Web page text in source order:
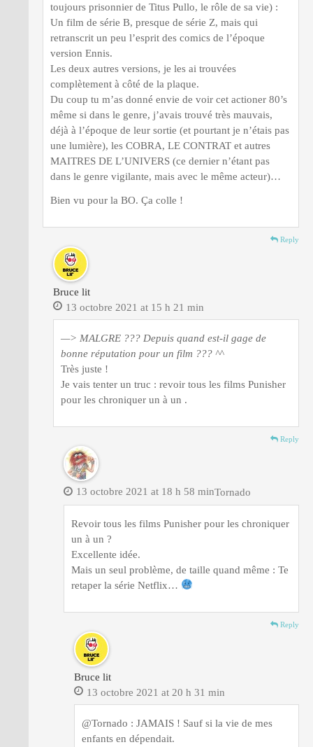
toujours prisonnier de Titus Pullo, le rôle de sa vie) :
Un film de série B, presque de série Z, mais qui
retranscrit un peu l’esprit des comics de l’époque
version Ennis.
Les deux autres versions, je les ai trouvées
complètement à côté de la plaque.
Du coup tu m’as donné envie de voir cet actioner 80’s
même si dans le genre, j’avais trouvé très mauvais,
déjà à l’époque de leur sortie (et pourtant je n’étais pas
une lumière), les COBRA, LE CONTRAT et autres
MAITRES DE L’UNIVERS (ce dernier n’étant pas
dans le genre vigilante, mais avec le même acteur)…
Bien vu pour la BO. Ça colle !
Reply
Bruce lit
13 octobre 2021 at 15 h 21 min
—> MALGRE ??? Depuis quand est-il gage de
bonne réputation pour un film ??? ^^
Très juste !
Je vais tenter un truc : revoir tous les films Punisher
pour les chroniquer un à un .
Reply
Tornado
13 octobre 2021 at 18 h 58 min
Revoir tous les films Punisher pour les chroniquer
un à un ?
Excellente idée.
Mais un seul problème, de taille quand même : Te
retaper la série Netflix…
Reply
Bruce lit
13 octobre 2021 at 20 h 31 min
@Tornado : JAMAIS ! Sauf si la vie de mes
enfants en dépendait.